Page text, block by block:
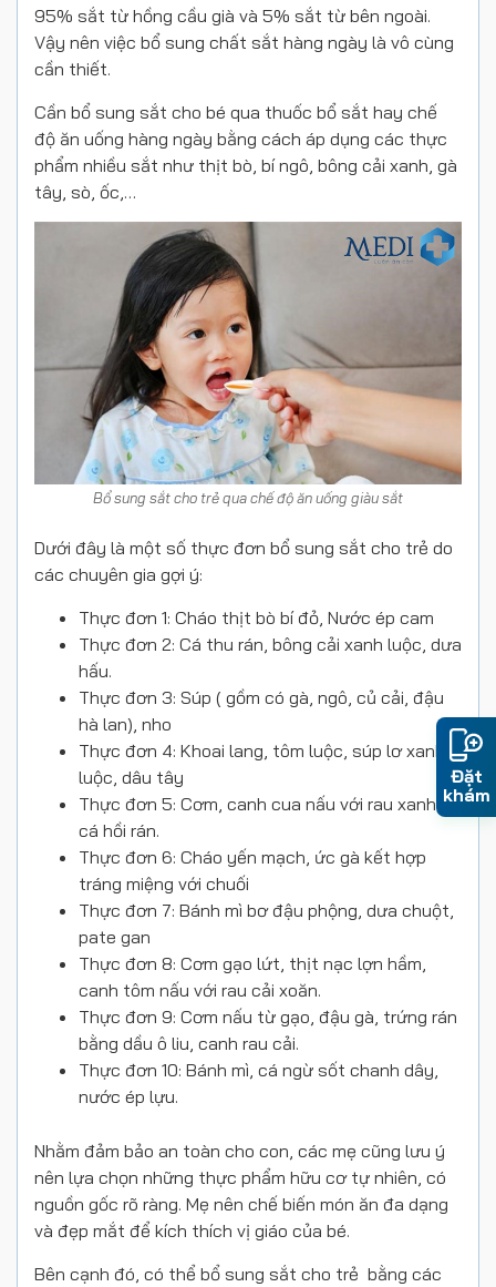
95% sắt từ hồng cầu già và 5% sắt từ bên ngoài.
Vậy nên việc bổ sung chất sắt hàng ngày là vô cùng
cần thiết.
Cần bổ sung sắt cho bé qua thuốc bổ sắt hay chế
độ ăn uống hàng ngày bằng cách áp dụng các thực
phẩm nhiều sắt như thịt bò, bí ngô, bông cải xanh, gà
tây, sò, ốc,…
Bổ sung sắt cho trẻ qua chế độ ăn uống giàu sắt
Dưới đây là một số thực đơn bổ sung sắt cho trẻ do
các chuyên gia gợi ý:
Thực đơn 1: Cháo thịt bò bí đỏ, Nước ép cam
Thực đơn 2: Cá thu rán, bông cải xanh luộc, dưa
hấu.
Thực đơn 3: Súp ( gồm có gà, ngô, củ cải, đậu
hà lan), nho
Thực đơn 4: Khoai lang, tôm luộc, súp lơ xanh
luộc, dâu tây
Thực đơn 5: Cơm, canh cua nấu với rau xanh,
cá hồi rán.
Thực đơn 6: Cháo yến mạch, ức gà kết hợp
tráng miệng với chuối
Thực đơn 7: Bánh mì bơ đậu phộng, dưa chuột,
pate gan
Thực đơn 8: Cơm gạo lứt, thịt nạc lợn hầm,
canh tôm nấu với rau cải xoăn.
Thực đơn 9: Cơm nấu từ gạo, đậu gà, trứng rán
bằng dầu ô liu, canh rau cải.
Thực đơn 10: Bánh mì, cá ngừ sốt chanh dây,
nước ép lựu.
Nhằm đảm bảo an toàn cho con, các mẹ cũng lưu ý
nên lựa chọn những thực phẩm hữu cơ tự nhiên, có
nguồn gốc rõ ràng. Mẹ nên chế biến món ăn đa dạng
và đẹp mắt để kích thích vị giáo của bé.
Bên cạnh đó, có thể bổ sung sắt cho trẻ bằng các
Đặt
khám